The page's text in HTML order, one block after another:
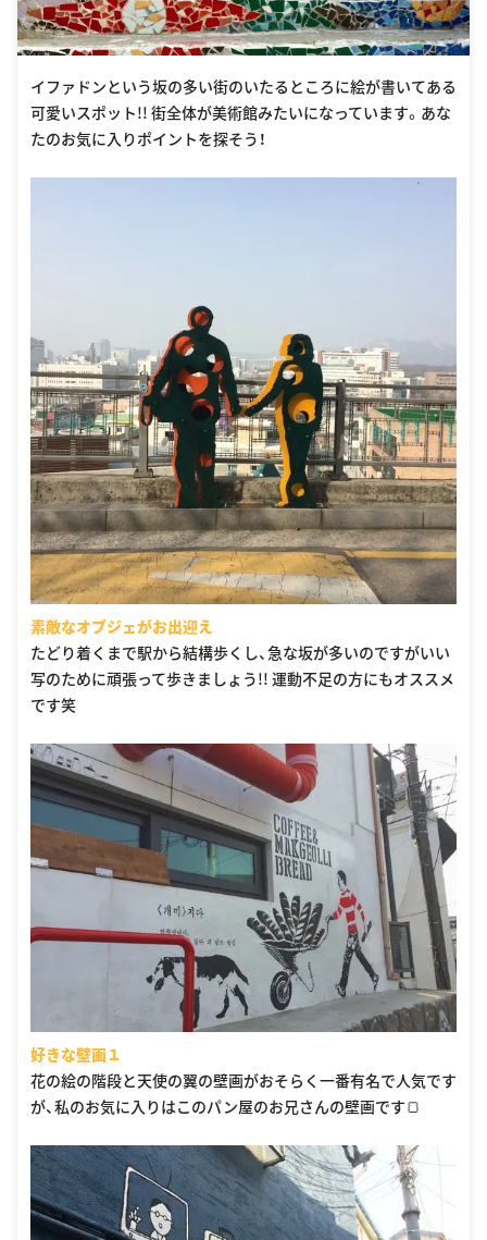
イファドンという坂の多い街のいたるところに絵が書いてある
可愛いスポット!! 街全体が美術館みたいになっています。あな
たのお気に入りポイントを探そう！
素敵なオブジェがお出迎え
たどり着くまで駅から結構歩くし、急な坂が多いのですがいい
写のために頑張って歩きましょう!! 運動不足の方にもオススメ
です笑
好きな壁画１
花の絵の階段と天使の翼の壁画がおそらく一番有名で人気です
が、私のお気に入りはこのパン屋のお兄さんの壁画です🍞